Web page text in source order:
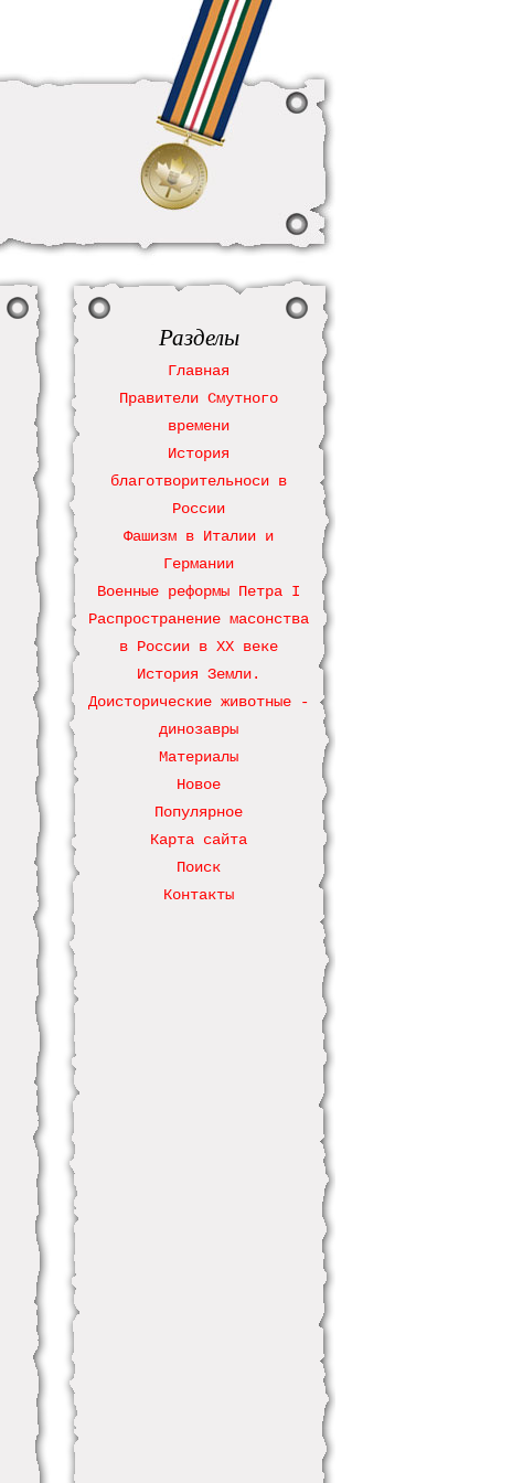
Разделы
Главная
Правители Смутного
времени
История
благотворительноси в
России
Фашизм в Италии и
Германии
Военные реформы Петра І
Распространение масонства
в России в ХХ веке
История Земли.
Доисторические животные -
динозавры
Материалы
Новое
Популярное
Карта сайта
Поиск
Контакты